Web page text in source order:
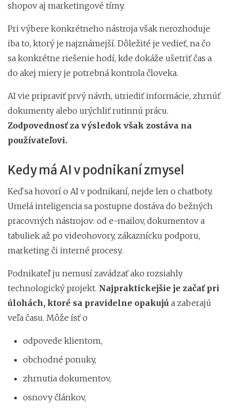
shopov aj marketingové tímy.
Pri výbere konkrétneho nástroja však nerozhoduje
iba to, ktorý je najznámejší. Dôležité je vedieť, na čo
sa konkrétne riešenie hodí, kde dokáže ušetriť čas a
do akej miery je potrebná kontrola človeka.
AI vie pripraviť prvý návrh, utriediť informácie, zhrnúť
dokumenty alebo urýchliť rutinnú prácu.
Zodpovednosť za výsledok však zostáva na
používateľovi.
Kedy má AI v podnikaní zmysel
Keď sa hovorí o AI v podnikaní, nejde len o chatboty.
Umelá inteligencia sa postupne dostáva do bežných
pracovných nástrojov: od e-mailov, dokumentov a
tabuliek až po videohovory, zákaznícku podporu,
marketing či interné procesy.
Podnikateľ ju nemusí zavádzať ako rozsiahly
technologický projekt. Najpraktickejšie je začať pri
úlohách, ktoré sa pravidelne opakujú a zaberajú
veľa času. Môže ísť o
odpovede klientom,
obchodné ponuky,
zhrnutia dokumentov,
osnovy článkov,